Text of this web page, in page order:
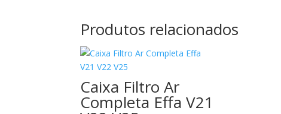
Produtos relacionados
Caixa Filtro Ar
Completa Effa V21